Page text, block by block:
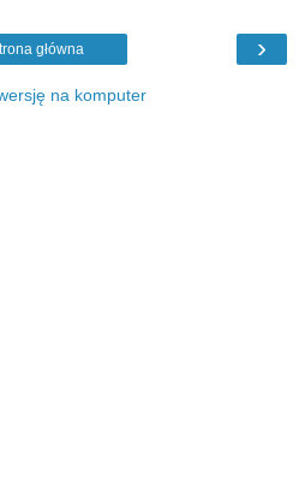
›
główna
na komputer